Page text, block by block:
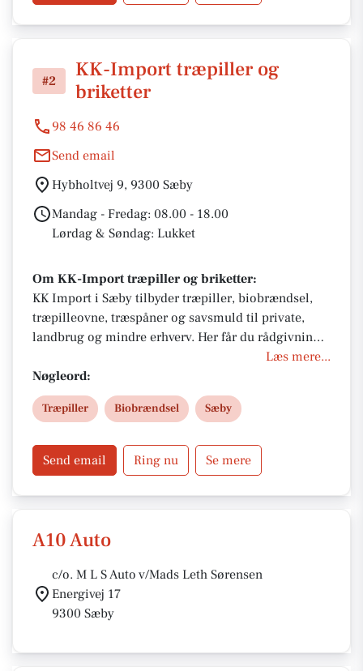
#2
KK-Import træpiller og
briketter
98 46 86 46
Send email
Hybholtvej 9, 9300 Sæby
Mandag - Fredag: 08.00 - 18.00
Lørdag & Søndag: Lukket
Om KK-Import træpiller og briketter:
KK Import i Sæby tilbyder træpiller, biobrændsel,
træpilleovne, træspåner og savsmuld til private,
landbrug og mindre erhverv. Her får du rådgivning
om 6 mm og 8 mm træpiller, hurtig afhentning
samt levering inden for 50 km fra Hybholtvej 9.
Læs mere...
Nøgleord:
Træpiller Biobrændsel Sæby
Send email Ring nu Se mere
A10 Auto
c/o. M L S Auto v/Mads Leth Sørensen
Energivej 17
9300 Sæby